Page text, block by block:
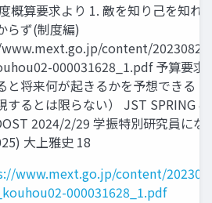
概算要求より 1. 敵を知り己を知れ
らず(制度編)
content/
000031628_1.pdf 予算要求
と将来何が起きるかを予想できる（
するとは限らない） JST SPRING
2024/2/29 学振特別研究員にな
大上雅史 18
www.mext.go.jp/content/
000031628_1.pdf